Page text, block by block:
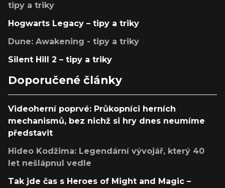
tipy a triky
Hogwarts Legacy – tipy a triky
Dune: Awakening - tipy a triky
Silent Hill 2 – tipy a triky
Doporučené články
Videoherní poprvé: Průkopníci herních
mechanismů, bez nichž si hry dnes neumíme
představit
Hideo Kodžima: Legendární vývojář, který 40
let nešlápnul vedle
Tak jde čas s Heroes of Might and Magic –